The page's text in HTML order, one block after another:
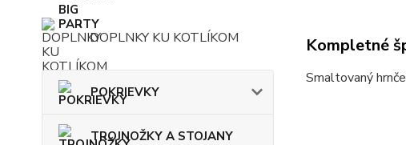
DOPLNKY KU KOTLÍKOM
POKRIEVKY
TROJNOŽKY A STOJANY
Kompletné
Smaltovaný